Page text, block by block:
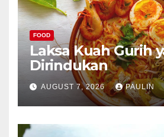
FOOD
Laksa Kuah Gurih
Dirindukan
AUGUST 7, 2026 PAULIN